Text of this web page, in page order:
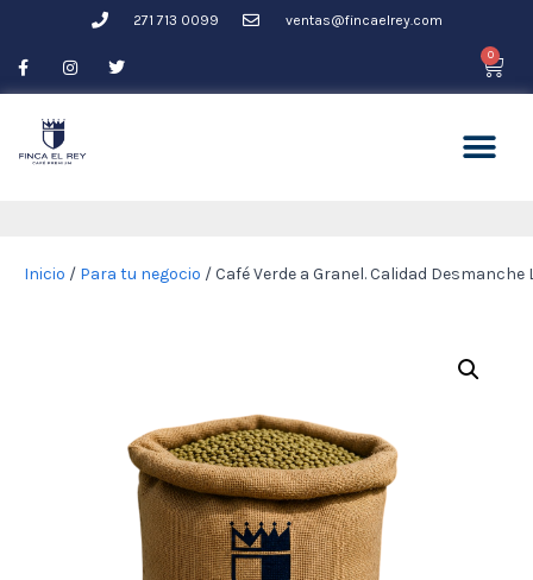
Saltar
al
contenido
271 713 0099 ventas@fincaelrey.com
0
Inicio / Para tu negocio / Café Verde a Granel. Calidad Desmanche